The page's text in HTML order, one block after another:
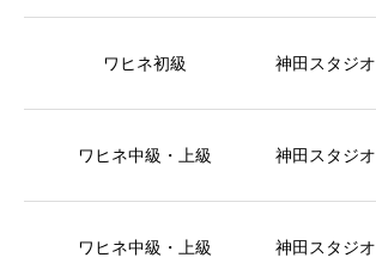
ワヒネ初級 神田スタジオ
ワヒネ中級・上級 神田スタジオ
ワヒネ中級・上級 神田スタジオ